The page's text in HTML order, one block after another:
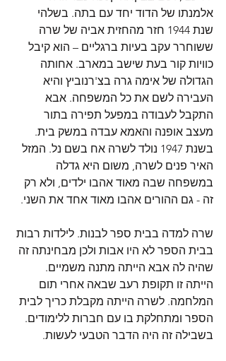
אלמנתו של הדוד יחד עם בתה. בשלהי
שנת 1944 חזר מהחזית אביה של שרה
ששוחרר עקב בעיות ברגליים – הוא קיבל
כוויות קור בעת שישב במארב. אחותה
הגדולה של אימה גרה בצ'רנוביץ והיא
העבירה לשם את כל המשפחה. אבא
התקבל לעבודה במפעל תפירה בתור
מעצב אופנה והאמא עבדה במשק בית.
בשנת 1947 נולד לשרה אח בשם נל. המזל
האיר פנים לשרה, משום היא גדלה
במשפחה שבה מאוד אהבו ילדים, ולא רק
זה - גם ההורים אהבו מאוד אחד את השני.
שרה למדה בבית ספר לבנות. לילדות רבות
בבית הספר לא היו אבות ולכן מבחינתה זה
שהיה לה אבא הייתה מתנה משמיים.
הייתה זו תקופת רעב שבאה אחרי תום
המלחמה. לשרה הייתה מקבלת כריך לבית
הספר ומתחלקת בו עם חברות ללימודים.
בשבילה זה היה הדבר הטבעי לעשות.